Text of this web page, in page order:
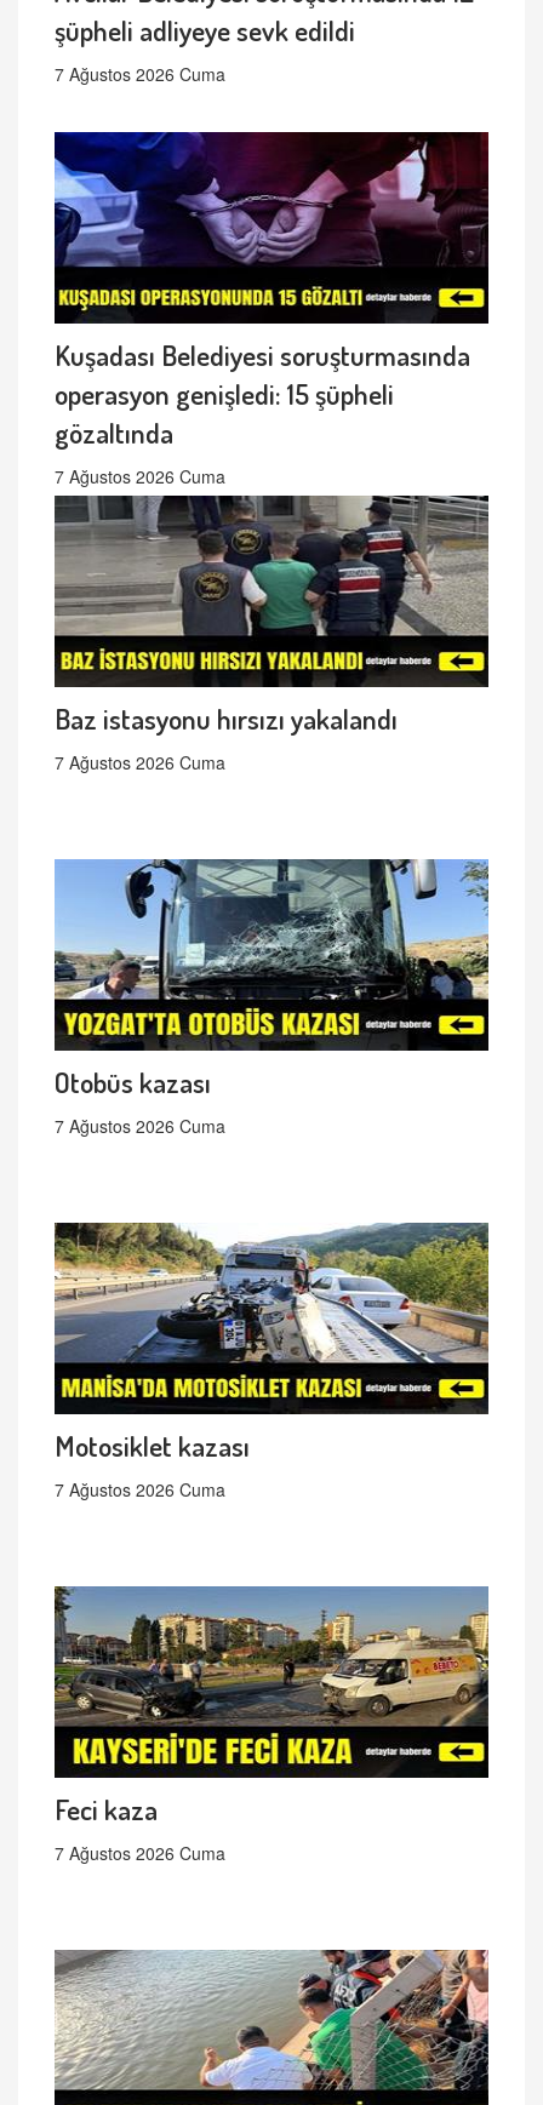
şüpheli adliyeye sevk edildi
7 Ağustos 2026 Cuma
Kuşadası Belediyesi soruşturmasında
operasyon genişledi: 15 şüpheli
gözaltında
7 Ağustos 2026 Cuma
Baz istasyonu hırsızı yakalandı
7 Ağustos 2026 Cuma
Otobüs kazası
7 Ağustos 2026 Cuma
Motosiklet kazası
7 Ağustos 2026 Cuma
Feci kaza
7 Ağustos 2026 Cuma